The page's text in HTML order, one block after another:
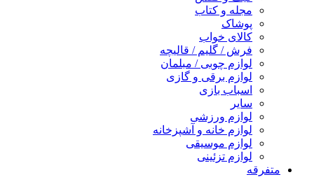
مجله و کتاب
پوشاک
کالای خواب
فرش / گلیم / قالیچه
لوازم چوبی / مبلمان
لوازم برقی و گازی
اسباب بازی
سایر
لوازم ورزشی
لوازم خانه و آشپزخانه
لوازم موسیقی
لوازم تزئینی
متفرقه